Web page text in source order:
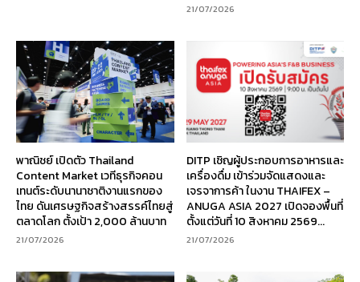
21/07/2026
พาณิชย์ เปิดตัว Thailand
Content Market เวทีธุรกิจคอน
เทนต์ระดับนานาชาติงานแรกของ
ไทย ดันเศรษฐกิจสร้างสรรค์ไทยสู่
ตลาดโลก ตั้งเป้า 2,000 ล้านบาท
21/07/2026
DITP เชิญผู้ประกอบการอาหารและ
เครื่องดื่ม เข้าร่วมจัดแสดงและ
เจรจาการค้า ในงาน THAIFEX –
ANUGA ASIA 2027 เปิดจองพื้นที่
ตั้งแต่วันที่ 10 สิงหาคม 2569...
21/07/2026